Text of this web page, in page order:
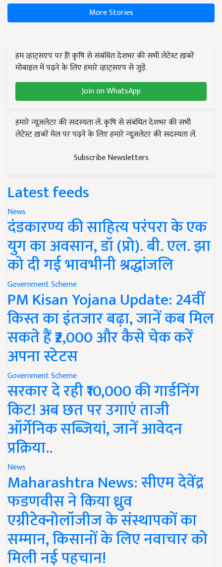
More Stories
हम व्हाट्सएप पर हैं! कृषि से संबंधित देशभर की सभी लेटेस्ट ख़बरें
मोबाइल में पढ़ने के लिए हमारे व्हाट्सएप से जुड़ें.
Join on WhatsApp
हमारे न्यूज़लेटर की सदस्यता लें. कृषि से संबंधित देशभर की सभी
लेटेस्ट ख़बरें मेल पर पढ़ने के लिए हमारे न्यूज़लेटर की सदस्यता लें.
Subscribe Newsletters
Latest feeds
News
दंडकारण्य की साहित्य परंपरा के एक
युग का अवसान, डॉ (प्रो). बी. एल. झा
को दी गई भावभीनी श्रद्धांजलि
Government Scheme
PM Kisan Yojana Update: 24वीं
किस्त का इंतजार बढ़ा, जानें कब मिल
सकते हैं ₹2,000 और कैसे चेक करें
अपना स्टेटस
Government Scheme
सरकार दे रही ₹10,000 की गार्डनिंग
किट! अब छत पर उगाएं ताजी
ऑर्गेनिक सब्जियां, जानें आवेदन
प्रक्रिया..
News
Maharashtra News: सीएम देवेंद्र
फडणवीस ने किया ध्रुव
एग्रीटेक्नोलॉजीज के संस्थापकों का
सम्मान, किसानों के लिए नवाचार को
मिली नई पहचान!